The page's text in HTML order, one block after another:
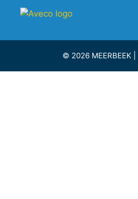
© 2026 MEERBEEK |